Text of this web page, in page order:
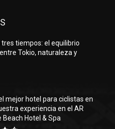
tiempos: el equilibrio
Tokio, naturaleza y
mejor hotel para ciclistas en
experiencia en el AR
Beach Hotel & Spa